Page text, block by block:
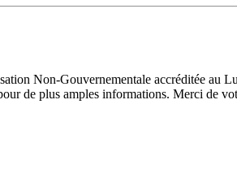
Non-Gouvernementale accréditée au
de plus amples informations. Merci de